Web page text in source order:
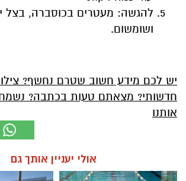
להגשה: מעטרים בכוסברה, בצל
ושומשום.
יש לכם מידע חשוב שטרם נחשף?
חדשותי? מצאתם טעות בכתבה?
אותנו
אולי יעניין אותך גם